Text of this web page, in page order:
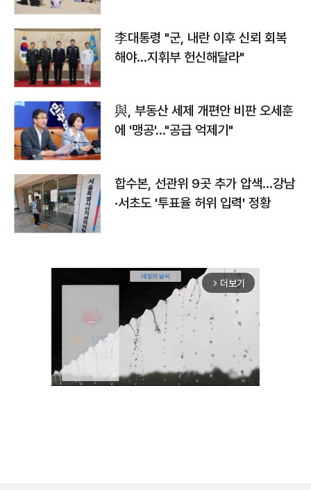
李대통령 "군, 내란 이후 신뢰 회복
해야…지휘부 헌신해달라"
與, 부동산 세제 개편안 비판 오세훈
에 '맹공'…"공급 억제기"
합수본, 선관위 9곳 추가 압색…강남
·서초도 '투표율 허위 입력' 정황
arrow_forward_ios 더보기